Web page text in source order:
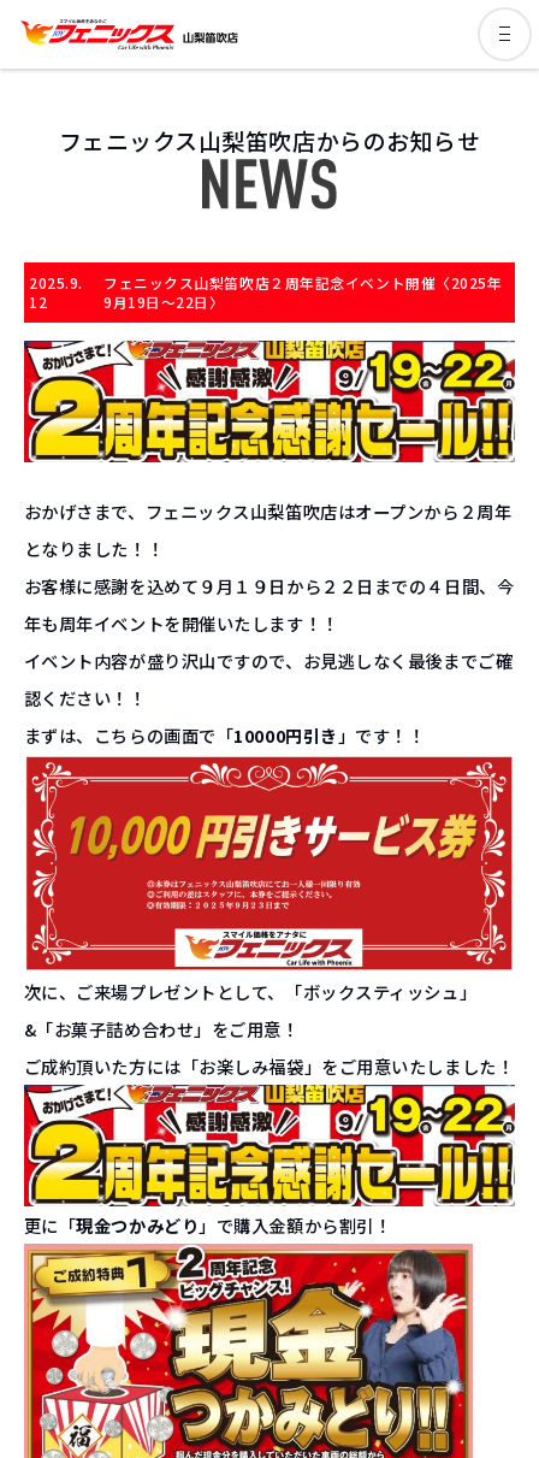
フェニックス山梨笛吹店からのお知らせ
2025.9.
12
フェニックス山梨笛吹店２周年記念イベント開催〈2025年
9月19日〜22日〉
おかげさまで、フェニックス山梨笛吹店はオープンから２周年
となりました！！
お客様に感謝を込めて９月１９日から２２日までの４日間、今
年も周年イベントを開催いたします！！
イベント内容が盛り沢山ですので、お見逃しなく最後までご確
認ください！！
まずは、こちらの画面で「10000円引き」です！！
次に、ご来場プレゼントとして、「ボックスティッシュ」
&「お菓子詰め合わせ」をご用意！
ご成約頂いた方には「お楽しみ福袋」をご用意いたしました！
更に「現金つかみどり」で購入金額から割引！